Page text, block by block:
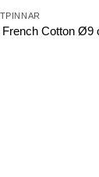
French Cotton Ø9